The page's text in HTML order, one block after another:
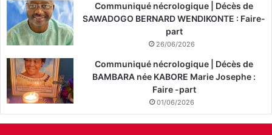
Communiqué nécrologique | Décès de
SAWADOGO BERNARD WENDIKONTE : Faire-
part
26/06/2026
Communiqué nécrologique | Décès de
BAMBARA née KABORE Marie Josephe :
Faire -part
01/06/2026